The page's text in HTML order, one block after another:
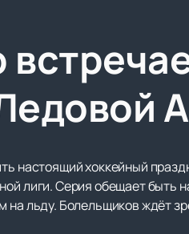
настоящий хоккейный
лиги. Серия обещает
на льду. Болельщиков ждёт